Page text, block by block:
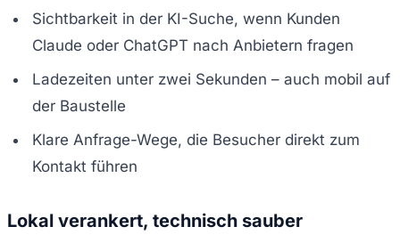
Sichtbarkeit in der KI-Suche, wenn Kunden
Claude oder ChatGPT nach Anbietern fragen
Ladezeiten unter zwei Sekunden – auch mobil auf
der Baustelle
Klare Anfrage-Wege, die Besucher direkt zum
Kontakt führen
Lokal verankert, technisch sauber